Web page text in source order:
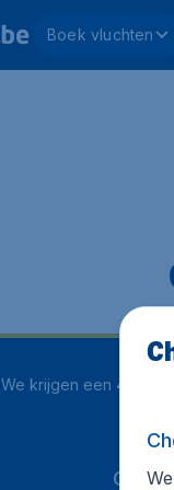
Boek vluchten
We krijgen een 4.1 uit 5